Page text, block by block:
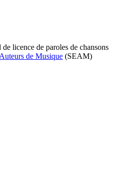
licence de paroles de chansons
de Musique (SEAM)